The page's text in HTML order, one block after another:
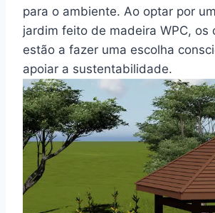
para o ambiente. Ao optar por
jardim feito de madeira WPC, os
estão a fazer uma escolha
apoiar a sustentabilidade.